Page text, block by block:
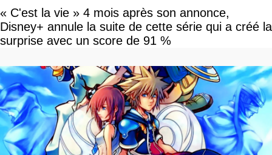
« C'est la vie » 4 mois après son annonce,
Disney+ annule la suite de cette série qui a créé la
surprise avec un score de 91 %